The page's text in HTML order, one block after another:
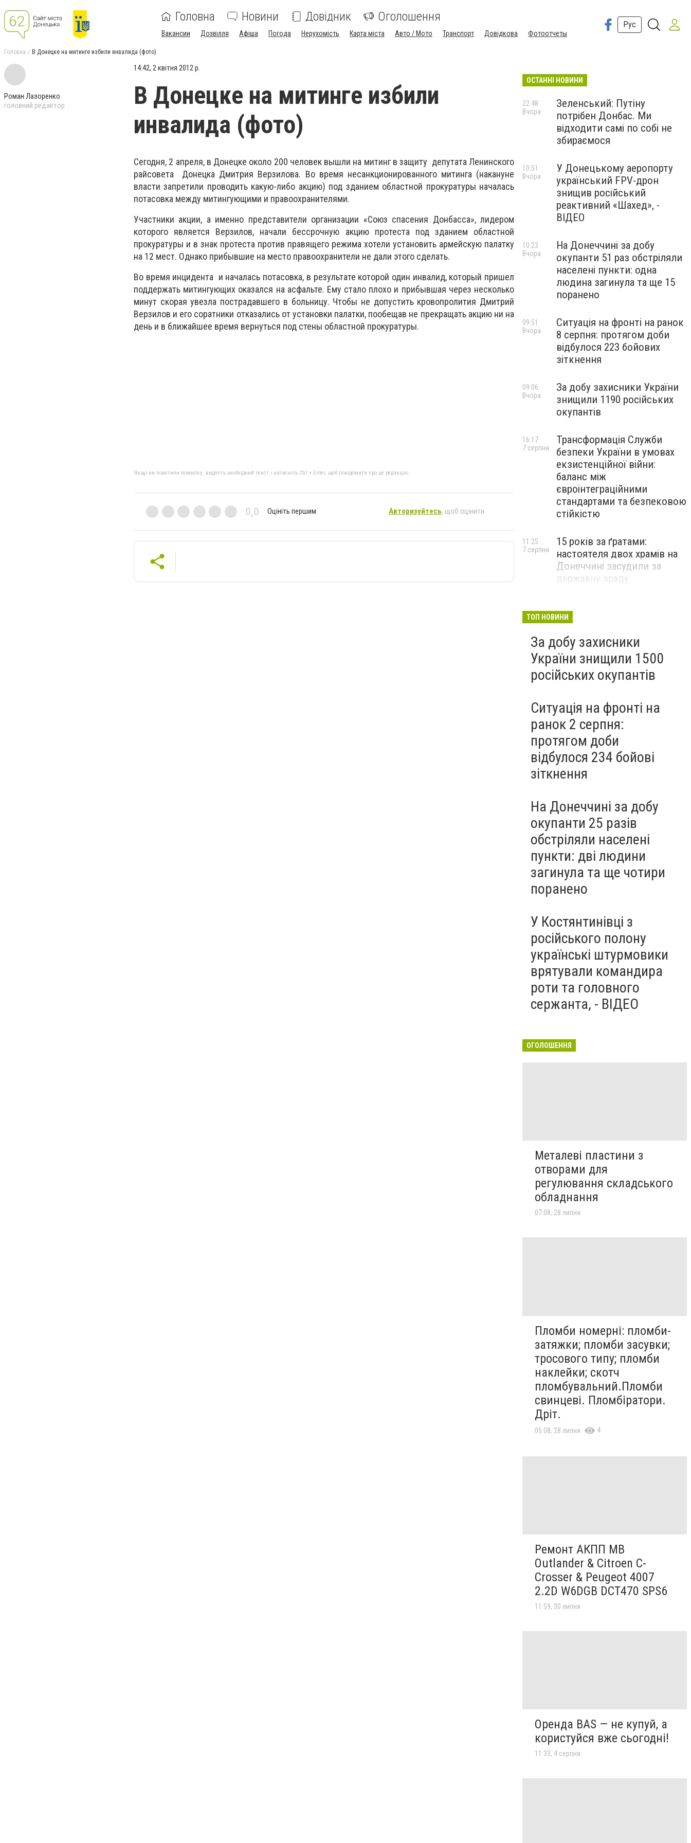
Головна Новини Довідник Оголошення
Вакансии Дозвілля Афіша Погода Нерухомість Карта міста Авто / Мото Транспорт Довідкова Фотоотчеты
Рус
Головна В Донецке на митинге избили инвалида (фото)
Роман Лазоренко
головний редактор
14:42, 2 квітня 2012 р.
В Донецке на митинге избили
инвалида (фото)
Сегодня, 2 апреля, в Донецке около 200 человек вышли на митинг в защиту депутата Ленинского
райсовета Донецка Дмитрия Верзилова. Во время несанкционированного митинга (накануне
власти запретили проводить какую-либо акцию) под зданием областной прокуратуры началась
потасовка между митингующими и правоохранителями.
Участники акции, а именно представители организации «Союз спасения Донбасса», лидером
которого является Верзилов, начали бессрочную акцию протеста под зданием областной
прокуратуры и в знак протеста против правящего режима хотели установить армейскую палатку
на 12 мест. Однако прибывшие на место правоохранители не дали этого сделать.
Во время инцидента и началась потасовка, в результате которой один инвалид, который пришел
поддержать митингующих оказался на асфальте. Ему стало плохо и прибывшая через несколько
минут скорая увезла пострадавшего в больницу. Чтобы не допустить кровопролития Дмитрий
Верзилов и его соратники отказались от установки палатки, пообещав не прекращать акцию ни на
день и в ближайшее время вернуться под стены областной прокуратуры.
Якщо ви помітили помилку, виділіть необхідний текст і натисніть Ctrl + Enter, щоб повідомити про це редакцію
0,0 Оцініть першим Авторизуйтесь, щоб оцінити
ОСТАННІ НОВИНИ
Зеленський: Путіну
потрібен Донбас. Ми
відходити самі по собі не
збираємося
22:48
Вчора
У Донецькому аеропорту
український FPV-дрон
знищив російський
реактивний «Шахед», -
ВІДЕО
10:51
Вчора
На Донеччині за добу
окупанти 51 раз обстріляли
населені пункти: одна
людина загинула та ще 15
поранено
10:23
Вчора
Ситуація на фронті на ранок
8 серпня: протягом доби
відбулося 223 бойових
зіткнення
09:51
Вчора
За добу захисники України
знищили 1190 російських
окупантів
09:06
Вчора
Трансформація Служби
безпеки України в умовах
екзистенційної війни:
баланс між
євроінтеграційними
стандартами та безпековою
стійкістю
16:17
7 серпня
15 років за ґратами:
настоятеля двох храмів на
Донеччині засудили за
державну зраду
11:25
7 серпня
полоненого бійця ЗСУ на
розслідування
7 серпня
ТОП НОВИНИ
За добу захисники
України знищили 1500
російських окупантів
Ситуація на фронті на
ранок 2 серпня:
протягом доби
відбулося 234 бойові
зіткнення
На Донеччині за добу
окупанти 25 разів
обстріляли населені
пункти: дві людини
загинула та ще чотири
поранено
У Костянтинівці з
російського полону
українські штурмовики
врятували командира
роти та головного
сержанта, - ВІДЕО
ОГОЛОШЕННЯ
Металеві пластини з
отворами для
регулювання складського
обладнання
07:08, 28 липня
Пломби номерні: пломби-
затяжки; пломби засувки;
тросового типу; пломби
наклейки; скотч
пломбувальний.Пломби
свинцеві. Пломбіратори.
Дріт.
05:08, 28 липня 4
Ремонт АКПП MB
Outlander & Citroen C-
Crosser & Peugeot 4007
2.2D W6DGB DCT470 SPS6
11:59, 30 липня
Оренда BAS — не купуй, а
користуйся вже сьогодні!
11:33, 4 серпня